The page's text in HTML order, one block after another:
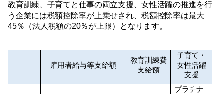
教育訓練、子育てと仕事の両立支援、女性活躍の推進を行
う企業には税額控除率が上乗せされ、税額控除率は最大
45％（法人税額の20％が上限）となります。
雇用者給与等支給額
教育訓練費
支給額
子育て・
女性活躍
支援
プラチナ